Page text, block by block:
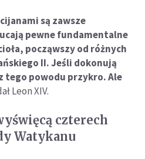
są zawsze
pewne fundamentalne
począwszy od różnych
II. Jeśli dokonują
tego powodu przykro. Ale
Leon XIV.
czterech
Watykanu